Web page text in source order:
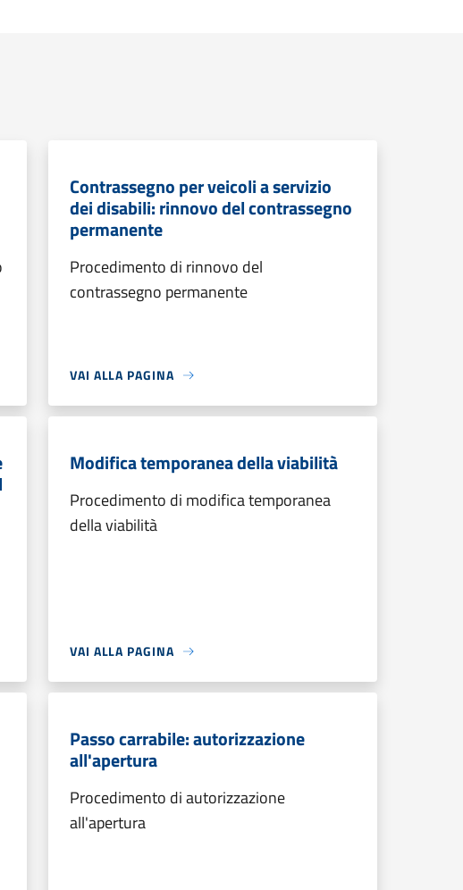
Contrassegno per veicoli a servizio
dei disabili: rinnovo del contrassegno
permanente
Procedimento di rinnovo del
contrassegno permanente
VAI ALLA PAGINA
Modifica temporanea della viabilità
Procedimento di modifica temporanea
della viabilità
VAI ALLA PAGINA
Passo carrabile: autorizzazione
all'apertura
Procedimento di autorizzazione
all'apertura